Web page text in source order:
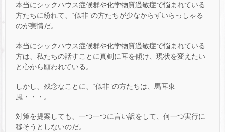
本当にシックハウス症候群や化学物質過敏症で悩まれている
方たちに紛れて、“似非”の方たちが少なからずいらっしゃる
のが実情だ。
本当にシックハウス症候群や化学物質過敏症で悩まれている
方は、私たちの話すことに真剣に耳を傾け、現状を変えたい
と心から願われている。
しかし、残念なことに、“似非”の方たちは、馬耳東
風・・・。
対策を提案しても、一つ一つに言い訳をして、何一つ実行に
移そうとしないのだ。